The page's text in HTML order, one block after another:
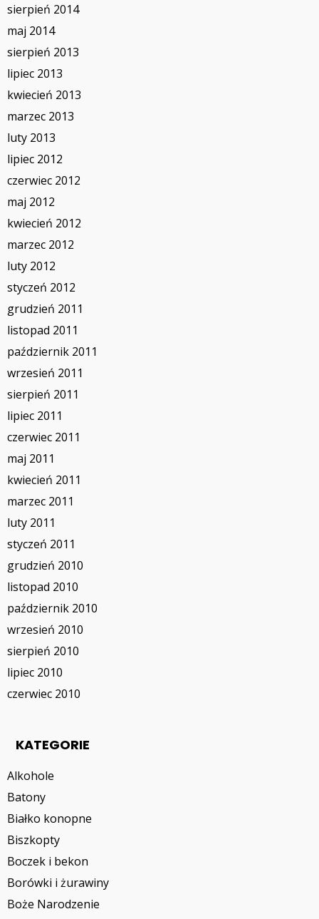
sierpień 2014
maj 2014
sierpień 2013
lipiec 2013
kwiecień 2013
marzec 2013
luty 2013
lipiec 2012
czerwiec 2012
maj 2012
kwiecień 2012
marzec 2012
luty 2012
styczeń 2012
grudzień 2011
listopad 2011
październik 2011
wrzesień 2011
sierpień 2011
lipiec 2011
czerwiec 2011
maj 2011
kwiecień 2011
marzec 2011
luty 2011
styczeń 2011
grudzień 2010
listopad 2010
październik 2010
wrzesień 2010
sierpień 2010
lipiec 2010
czerwiec 2010
KATEGORIE
Alkohole
Batony
Białko konopne
Biszkopty
Boczek i bekon
Borówki i żurawiny
Boże Narodzenie